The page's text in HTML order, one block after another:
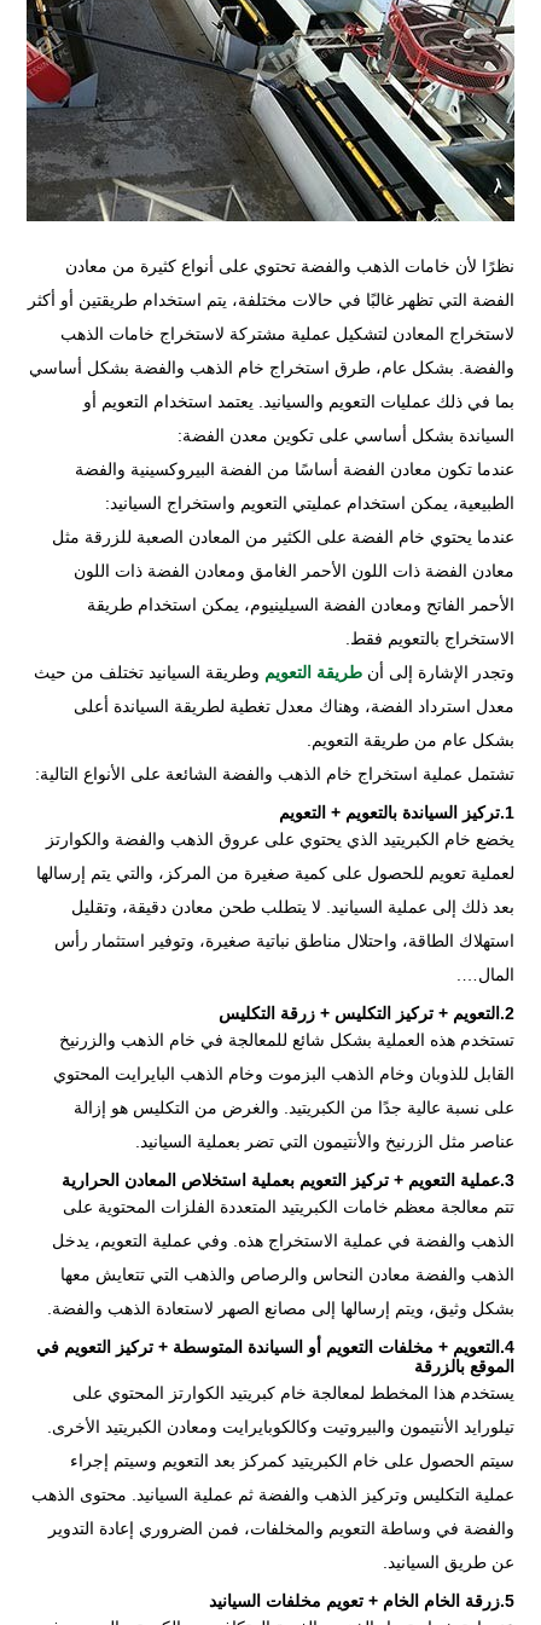
نظرًا لأن خامات الذهب والفضة تحتوي على أنواع كثيرة من معادن
الفضة التي تظهر غالبًا في حالات مختلفة، يتم استخدام طريقتين أو أكثر
لاستخراج المعادن لتشكيل عملية مشتركة لاستخراج خامات الذهب
والفضة. بشكل عام، طرق استخراج خام الذهب والفضة بشكل أساسي
بما في ذلك عمليات التعويم والسيانيد. يعتمد استخدام التعويم أو
السياندة بشكل أساسي على تكوين معدن الفضة:
عندما تكون معادن الفضة أساسًا من الفضة البيروكسينية والفضة
الطبيعية، يمكن استخدام عمليتي التعويم واستخراج السيانيد:
عندما يحتوي خام الفضة على الكثير من المعادن الصعبة للزرقة مثل
معادن الفضة ذات اللون الأحمر الغامق ومعادن الفضة ذات اللون
الأحمر الفاتح ومعادن الفضة السيلينيوم، يمكن استخدام طريقة
الاستخراج بالتعويم فقط.
وتجدر الإشارة إلى أنطريقة التعويم وطريقة السيانيد تختلف من حيث
معدل استرداد الفضة، وهناك معدل تغطية لطريقة السياندة أعلى
بشكل عام من طريقة التعويم.
تشتمل عملية استخراج خام الذهب والفضة الشائعة على الأنواع التالية:
1.تركيز السياندة بالتعويم + التعويم
يخضع خام الكبريتيد الذي يحتوي على عروق الذهب والفضة والكوارتز
لعملية تعويم للحصول على كمية صغيرة من المركز، والتي يتم إرسالها
بعد ذلك إلى عملية السيانيد. لا يتطلب طحن معادن دقيقة، وتقليل
استهلاك الطاقة، واحتلال مناطق نباتية صغيرة، وتوفير استثمار رأس
المال….
2.التعويم + تركيز التكليس + زرقة التكليس
تستخدم هذه العملية بشكل شائع للمعالجة في خام الذهب والزرنيخ
القابل للذوبان وخام الذهب البزموت وخام الذهب البايرايت المحتوي
على نسبة عالية جدًا من الكبريتيد. والغرض من التكليس هو إزالة
عناصر مثل الزرنيخ والأنتيمون التي تضر بعملية السيانيد.
3.عملية التعويم + تركيز التعويم بعملية استخلاص المعادن الحرارية
تتم معالجة معظم خامات الكبريتيد المتعددة الفلزات المحتوية على
الذهب والفضة في عملية الاستخراج هذه. وفي عملية التعويم، يدخل
الذهب والفضة معادن النحاس والرصاص والذهب التي تتعايش معها
بشكل وثيق، ويتم إرسالها إلى مصانع الصهر لاستعادة الذهب والفضة.
4.التعويم + مخلفات التعويم أو السياندة المتوسطة + تركيز التعويم في
الموقع بالزرقة
يستخدم هذا المخطط لمعالجة خام كبريتيد الكوارتز المحتوي على
تيلورايد الأنتيمون والبيروتيت وكالكوبايرايت ومعادن الكبريتيد الأخرى.
سيتم الحصول على خام الكبريتيد كمركز بعد التعويم وسيتم إجراء
عملية التكليس وتركيز الذهب والفضة ثم عملية السيانيد. محتوى الذهب
والفضة في وساطة التعويم والمخلفات، فمن الضروري إعادة التدوير
عن طريق السيانيد.
5.زرقة الخام الخام + تعويم مخلفات السيانيد